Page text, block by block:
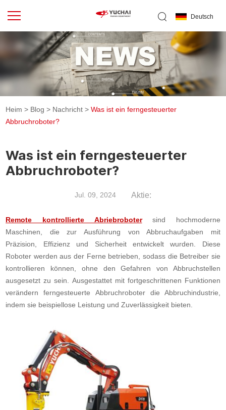
Deutsch
Heim > Blog > Nachricht >Was ist ein ferngesteuerter
Abbruchroboter?
Was ist ein ferngesteuerter
Abbruchroboter?
Jul. 09, 2024 Aktie:
Remote kontrollierte Abriebrobotersind hochmoderne
Maschinen, die zur Ausführung von Abbruchaufgaben mit
Präzision, Effizienz und Sicherheit entwickelt wurden. Diese
Roboter werden aus der Ferne betrieben, sodass die Betreiber sie
kontrollieren können, ohne den Gefahren von Abbruchstellen
ausgesetzt zu sein. Ausgestattet mit fortgeschrittenen Funktionen
verändern ferngesteuerte Abbruchroboter die Abbruchindustrie,
indem sie beispiellose Leistung und Zuverlässigkeit bieten.